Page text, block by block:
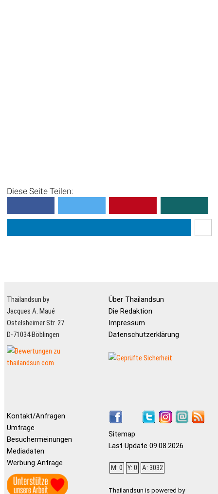
Diese Seite Teilen:
Thailandsun by
Jacques A. Maué
Ostelsheimer Str. 27
D-71034 Böblingen
Über Thailandsun
Die Redaktion
Impressum
Datenschutzerklärung
Kontakt/Anfragen
Umfrage
Besuchermeinungen
Mediadaten
Werbung Anfrage
Sitemap
Last Update 09.08.2026
M: 0 Y: 0 A: 3032
Thailandsun is powered by